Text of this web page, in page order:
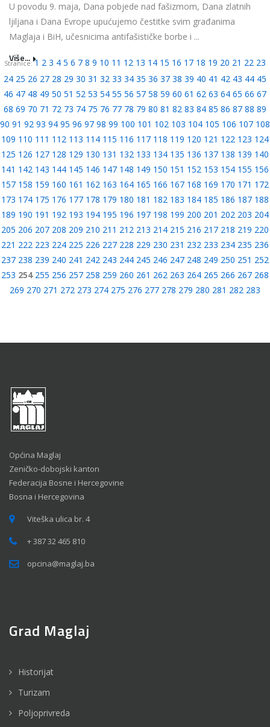
U povodu 9. maja, Dana pobjede nad fašizmom, Dana zlatnih
ljiljana i Dana Evrope upućujemo čestitke svim građanima
Maglaja i BiH, učesnicima antifašističke borbe i ...
Više...
Stranice:1 2 3 4 5 6 7 8 9 10 11 12 13 14 15 16 17 18 19 20 21 22 23
24 25 26 27 28 29 30 31 32 33 34 35 36 37 38 39 40 41 42 43 44 45
46 47 48 49 50 51 52 53 54 55 56 57 58 59 60 61 62 63 64 65 66 67
68 69 70 71 72 73 74 75 76 77 78 79 80 81 82 83 84 85 86 87 88 89
90 91 92 93 94 95 96 97 98 99 100 101 102 103 104 105 106 107 108
109 110 111 112 113 114 115 116 117 118 119 120 121 122 123 124
125 126 127 128 129 130 131 132 133 134 135 136 137 138 139 140
141 142 143 144 145 146 147 148 149 150 151 152 153 154 155 156
157 158 159 160 161 162 163 164 165 166 167 168 169 170 171 172
173 174 175 176 177 178 179 180 181 182 183 184 185 186 187 188
189 190 191 192 193 194 195 196 197 198 199 200 201 202 203 204
205 206 207 208 209 210 211 212 213 214 215 216 217 218 219 220
221 222 223 224 225 226 227 228 229 230 231 232 233 234 235 236
237 238 239 240 241 242 243 244 245 246 247 248 249 250 251 252
253 254 255 256 257 258 259 260 261 262 263 264 265 266 267 268
269 270 271 272 273 274 275 276 277 278 279 280 281 282 283
Općina Maglaj
Zeničko-dobojski kanton
Federacija Bosne i Hercegovine
Bosna i Hercegovina
Viteška ulica br. 4
+ 387 32 465 810
opcina@maglaj.ba
Grad Maglaj
Historijat
Turizam
Poljoprivreda